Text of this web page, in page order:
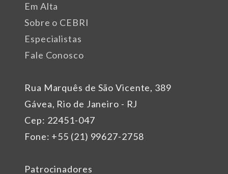
Rua Marquês de São Vicente, 389
Gávea, Rio de Janeiro - RJ
Cep: 22451-047
Fone: +55 (21) 99627-2758
Em Alta
Sobre o CEBRI
Especialistas
Fale Conosco
Patrocinadores